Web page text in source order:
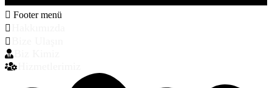
Footer menü